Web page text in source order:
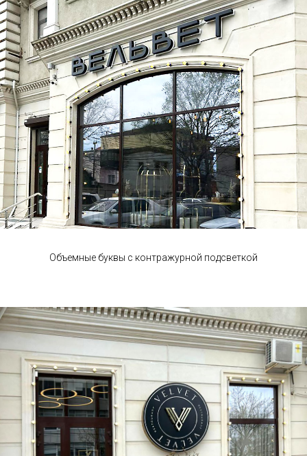
Объемные буквы с контражурной подсветкой